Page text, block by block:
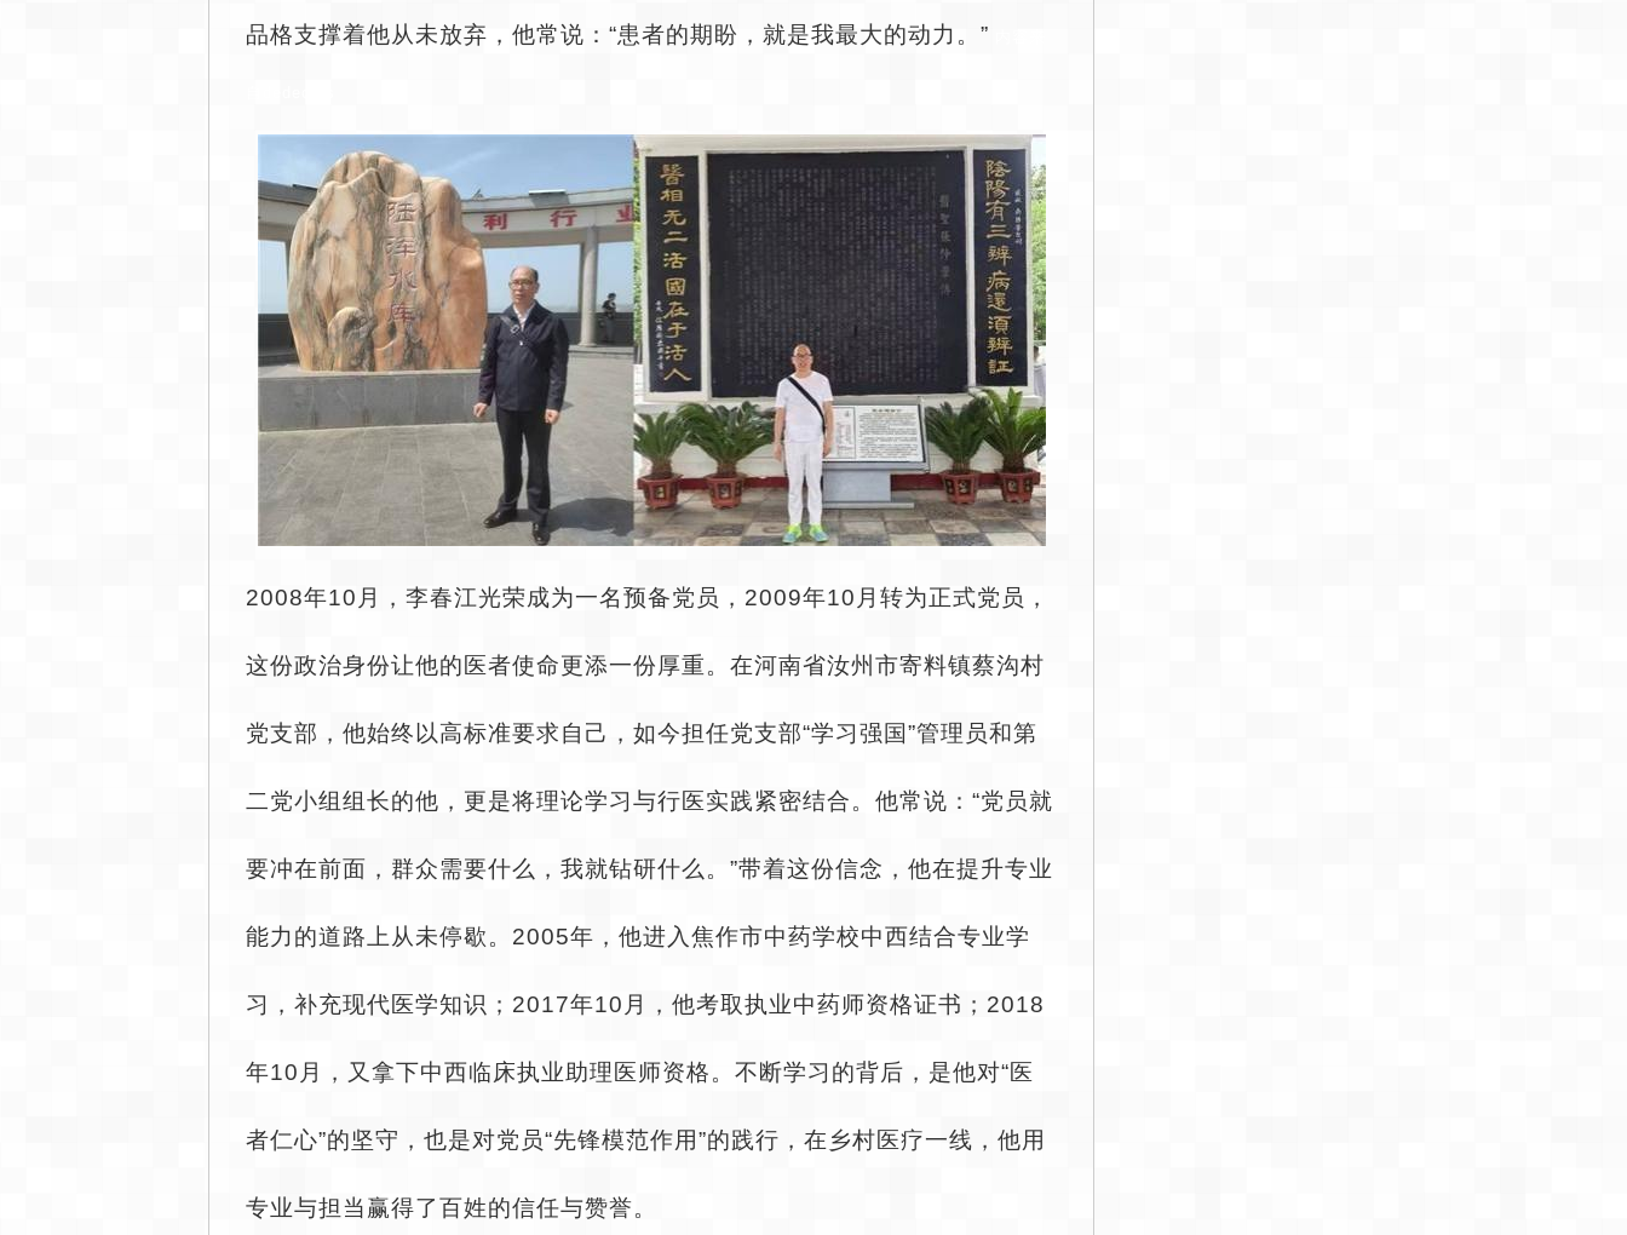
品格支撑着他从未放弃，他常说：“患者的期盼，就是我最大的动力。”
2008年10月，李春江光荣成为一名预备党员，2009年10月转为正式党员，
这份政治身份让他的医者使命更添一份厚重。在河南省汝州市寄料镇蔡沟村
党支部，他始终以高标准要求自己，如今担任党支部“学习强国”管理员和第
二党小组组长的他，更是将理论学习与行医实践紧密结合。他常说：“党员就
要冲在前面，群众需要什么，我就钻研什么。”带着这份信念，他在提升专业
能力的道路上从未停歇。2005年，他进入焦作市中药学校中西结合专业学
习，补充现代医学知识；2017年10月，他考取执业中药师资格证书；2018
年10月，又拿下中西临床执业助理医师资格。不断学习的背后，是他对“医
者仁心”的坚守，也是对党员“先锋模范作用”的践行，在乡村医疗一线，他用
专业与担当赢得了百姓的信任与赞誉。